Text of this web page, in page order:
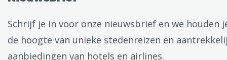
Schrijf je in voor onze nieuwsbrief en we houden
de hoogte van unieke stedenreizen en
aanbiedingen van hotels en airlines.